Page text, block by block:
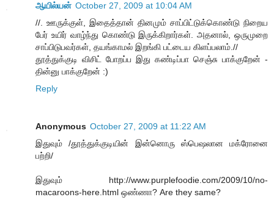
ஆயில்யன் October 27, 2009 at 10:04 AM
//. ஊருக்குள், இதைத்தான் தினமும் சாப்பிட்டுக்கொண்டு நிறைய
பேர் உயிர் வாழ்ந்து கொண்டு இருக்கிறார்கள். அதனால், ஒருமுறை
சாப்பிடுபவர்கள், தயங்காமல் இறங்கி பட்டைய கிளப்பலாம்.//
தூத்துக்குடி விசிட் போறப்ப இது கண்டிப்பா செஞ்சு பாக்குறேன் -
தின்னு பாக்குறேன் :)
Reply
Anonymous October 27, 2009 at 11:22 AM
இதுவும் /தூத்துக்குடியின் இன்னொரு ஸ்பெஷலான மக்ரோனை
பற்றி/
இதுவும் http://www.purplefoodie.com/2009/10/no-
macaroons-here.html ஒண்ணா? Are they same?